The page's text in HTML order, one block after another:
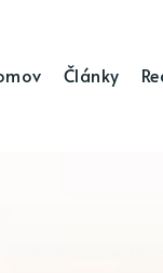
Články